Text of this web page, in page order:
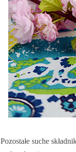
Pozostałe suche